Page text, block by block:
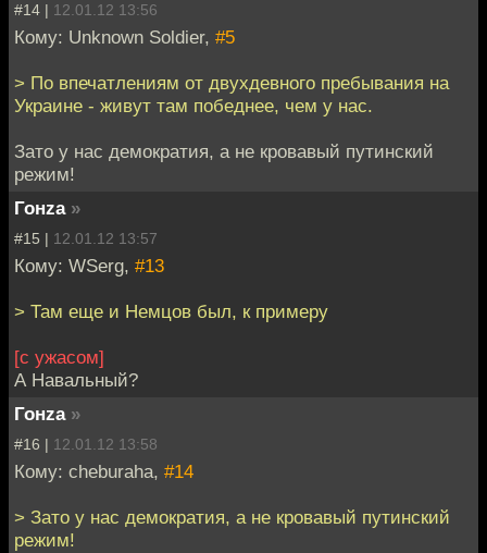
#14 | 12.01.12 13:56
Кому: Unknown Soldier, #5
> По впечатлениям от двухдевного пребывания на
Украине - живут там победнее, чем у нас.
Зато у нас демократия, а не кровавый путинский
режим!
Гонzа »
#15 | 12.01.12 13:57
Кому: WSerg, #13
> Там еще и Немцов был, к примеру
[с ужасом]
А Навальный?
Гонzа »
#16 | 12.01.12 13:58
Кому: cheburaha, #14
> Зато у нас демократия, а не кровавый путинский
режим!